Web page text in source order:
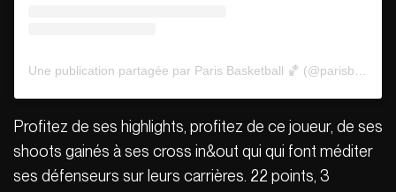
Profitez de ses highlights, profitez de ce joueur, de ses
shoots gainés à ses cross in&out qui qui font méditer
ses défenseurs sur leurs carrières. 22 points, 3